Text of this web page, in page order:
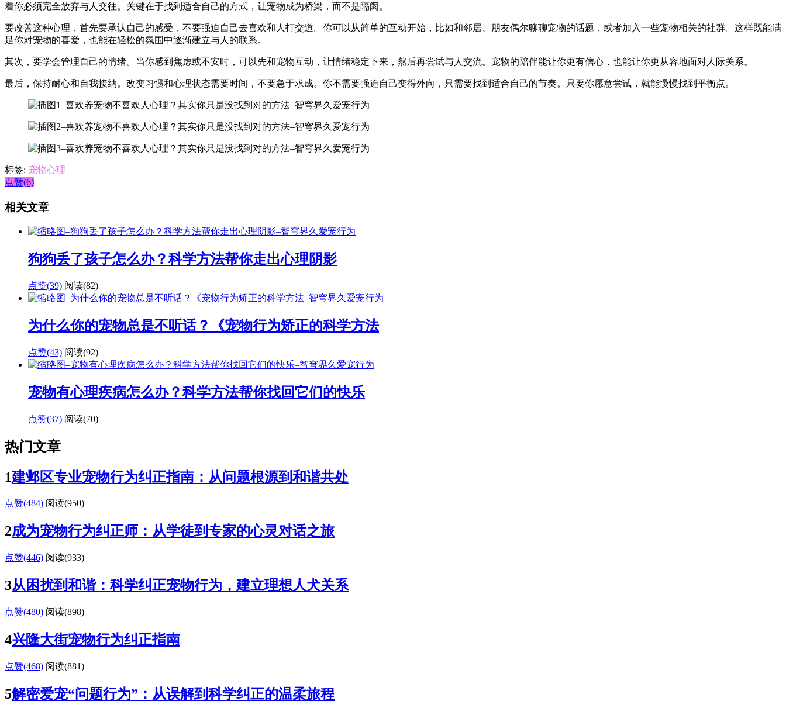
着你必须完全放弃与人交往。关键在于找到适合自己的方式，让宠物成为桥梁，而不是隔阂。
要改善这种心理，首先要承认自己的感受，不要强迫自己去喜欢和人打交道。你可以从简单的互动开始，比如和邻居、朋友偶尔聊聊宠物的话题，或者加入一些宠物相关的社群。这样既能满
足你对宠物的喜爱，也能在轻松的氛围中逐渐建立与人的联系。
其次，要学会管理自己的情绪。当你感到焦虑或不安时，可以先和宠物互动，让情绪稳定下来，然后再尝试与人交流。宠物的陪伴能让你更有信心，也能让你更从容地面对人际关系。
最后，保持耐心和自我接纳。改变习惯和心理状态需要时间，不要急于求成。你不需要强迫自己变得外向，只需要找到适合自己的节奏。只要你愿意尝试，就能慢慢找到平衡点。
标签: 宠物心理
点赞(6)
相关文章
狗狗丢了孩子怎么办？科学方法帮你走出心理阴影
点赞(39) 阅读(82)
为什么你的宠物总是不听话？《宠物行为矫正的科学方法
点赞(43) 阅读(92)
宠物有心理疾病怎么办？科学方法帮你找回它们的快乐
点赞(37) 阅读(70)
热门文章
1建邺区专业宠物行为纠正指南：从问题根源到和谐共处
点赞(484) 阅读(950)
2成为宠物行为纠正师：从学徒到专家的心灵对话之旅
点赞(446) 阅读(933)
3从困扰到和谐：科学纠正宠物行为，建立理想人犬关系
点赞(480) 阅读(898)
4兴隆大街宠物行为纠正指南
点赞(468) 阅读(881)
5解密爱宠“问题行为”：从误解到科学纠正的温柔旅程